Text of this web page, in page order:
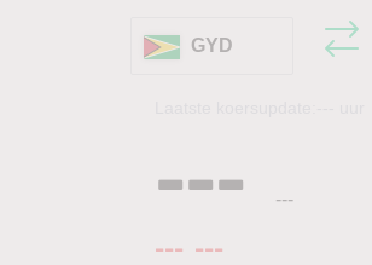
GYD
--- ---
--- ---